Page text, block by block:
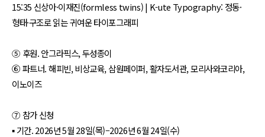
15:35 신상아·이재진(formless twins) | K-ute Typography: 정동·
형태·구조로 읽는 귀여운 타이포그래피
⑤ 후원. 안그라픽스, 두성종이
⑥ 파트너. 해피빈, 비상교육, 삼원페이퍼, 활자도서관, 모리사와코리아,
이노이즈
⑦ 참가 신청
▪ 기간. 2026년 5월 28일(목)–2026년 6월 24일(수)